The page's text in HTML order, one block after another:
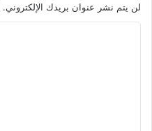
لن يتم نشر عنوان بريدك الإلكتروني.